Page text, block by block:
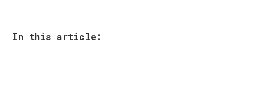
In this article: